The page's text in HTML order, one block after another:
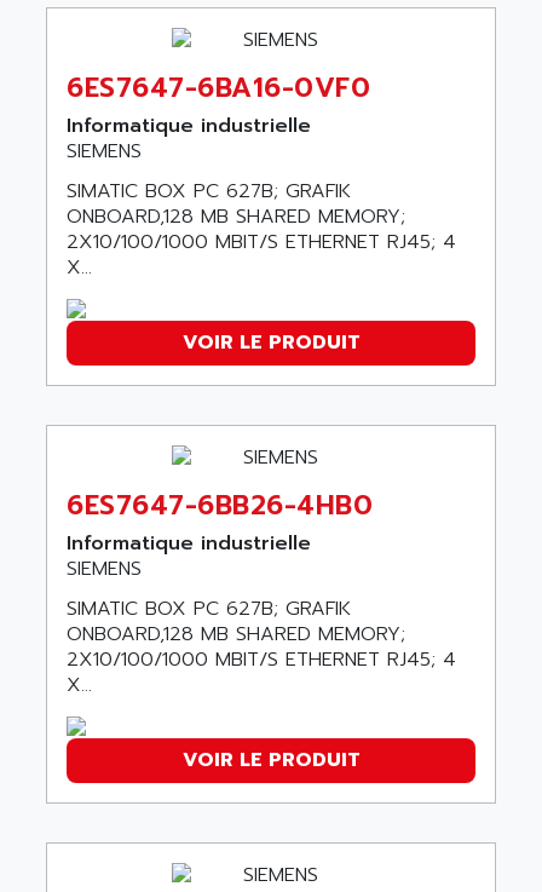
GENIUS
A SERIES
MDLU
UAC
LQ SERIE
530 SERIES
C170
UD7000
FD-B SERIES
ACS550
MAESTRO
J2-SUPER SERIES
VFD
ALTIVAR 58
KRC2
ARCTIC COOLING
ARDATEM
ARDETEM
ARDUINO
AREVA
ARICO
ARIS HERION
ARISTO
ARITECH
ARIZONA
ARNATRONIC
AROLIT-PLASTIC
ARPEGE
6ES7647-6BA16-0VF0
Informatique industrielle
SIEMENS
SIMATIC BOX PC 627B; GRAFIK
ONBOARD,128 MB SHARED MEMORY;
2X10/100/1000 MBIT/S ETHERNET RJ45; 4
X...
VOIR LE PRODUIT
6ES7647-6BB26-4HB0
Informatique industrielle
SIEMENS
SIMATIC BOX PC 627B; GRAFIK
ONBOARD,128 MB SHARED MEMORY;
2X10/100/1000 MBIT/S ETHERNET RJ45; 4
X...
VOIR LE PRODUIT